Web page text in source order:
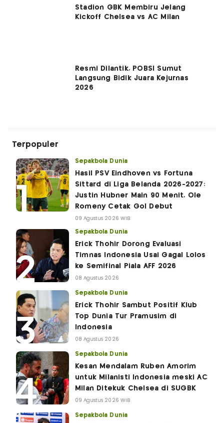
Stadion GBK Membiru Jelang
Kickoff Chelsea vs AC Milan
Resmi Dilantik, POBSI Sumut
Langsung Bidik Juara Kejurnas
2026
Terpopuler
Sepakbola Dunia
Hasil PSV Eindhoven vs Fortuna
Sittard di Liga Belanda 2026-2027:
Justin Hubner Main 90 Menit, Ole
Romeny Cetak Gol Debut
09 Agustus 2026 WIB
Sepakbola Dunia
Erick Thohir Dorong Evaluasi
Timnas Indonesia Usai Gagal Lolos
ke Semifinal Piala AFF 2026
08 Agustus 2026
Sepakbola Dunia
Erick Thohir Sambut Positif Klub
Top Dunia Tur Pramusim di
Indonesia
08 Agustus 2026
Sepakbola Dunia
Kesan Mendalam Ruben Amorim
untuk Milanisti Indonesia meski AC
Milan Ditekuk Chelsea di SUGBK
09 Agustus 2026 WIB
Sepakbola Dunia